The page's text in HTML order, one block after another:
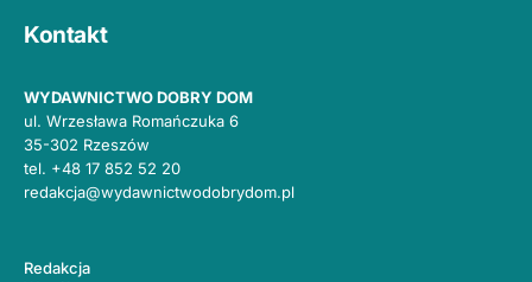
Kontakt
WYDAWNICTWO DOBRY DOM
ul. Wrzesława Romańczuka 6
35-302 Rzeszów
tel. +48 17 852 52 20
redakcja@wydawnictwodobrydom.pl
Redakcja